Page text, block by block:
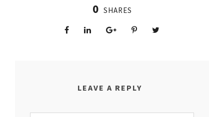
0 SHARES
LEAVE A REPLY